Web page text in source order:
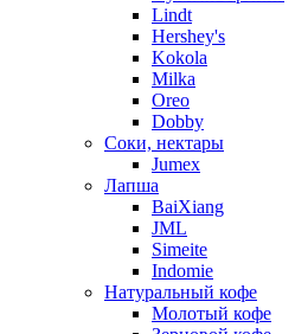
Lindt
Hershey's
Kokola
Milka
Oreo
Dobby
Соки, нектары
Jumex
Лапша
BaiXiang
JML
Simeite
Indomie
Натуральный кофе
Молотый кофе